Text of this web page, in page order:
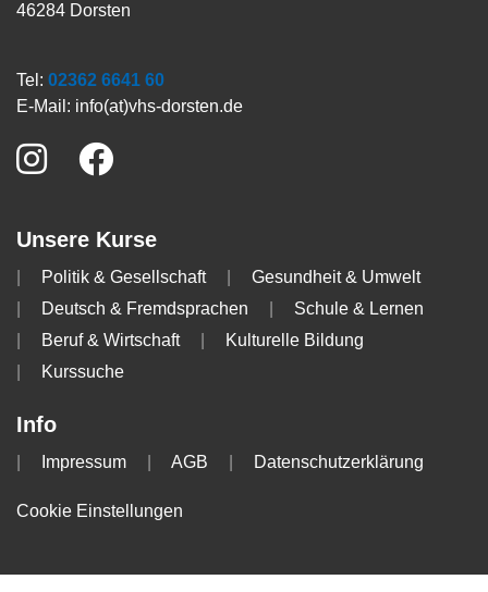
46284 Dorsten
Tel: 02362 6641 60
E-Mail: info(at)vhs-dorsten.de
Unsere Kurse
Politik & Gesellschaft
Gesundheit & Umwelt
Deutsch & Fremdsprachen
Schule & Lernen
Beruf & Wirtschaft
Kulturelle Bildung
Kurssuche
Info
Impressum AGB Datenschutzerklärung
Cookie Einstellungen